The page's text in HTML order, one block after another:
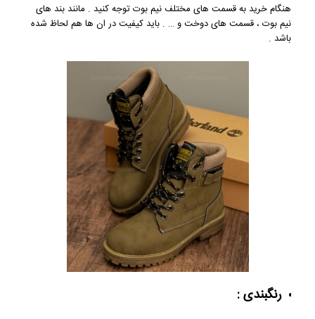
هنگام خرید به قسمت های مختلف نیم بوت توجه کنید . مانند بند های
نیم بوت ، قسمت های دوخت و … . باید کیفیت در ان ها هم لحاظ شده
باشد .
رنگبندی :